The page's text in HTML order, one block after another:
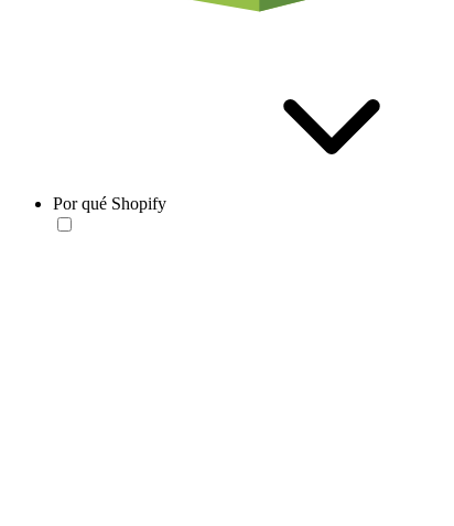
Por qué Shopify